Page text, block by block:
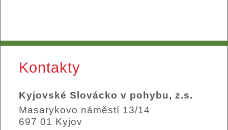
Kontakty
Kyjovské Slovácko v pohybu, z.s.
Masarykovo náměstí 13/14
697 01 Kyjov